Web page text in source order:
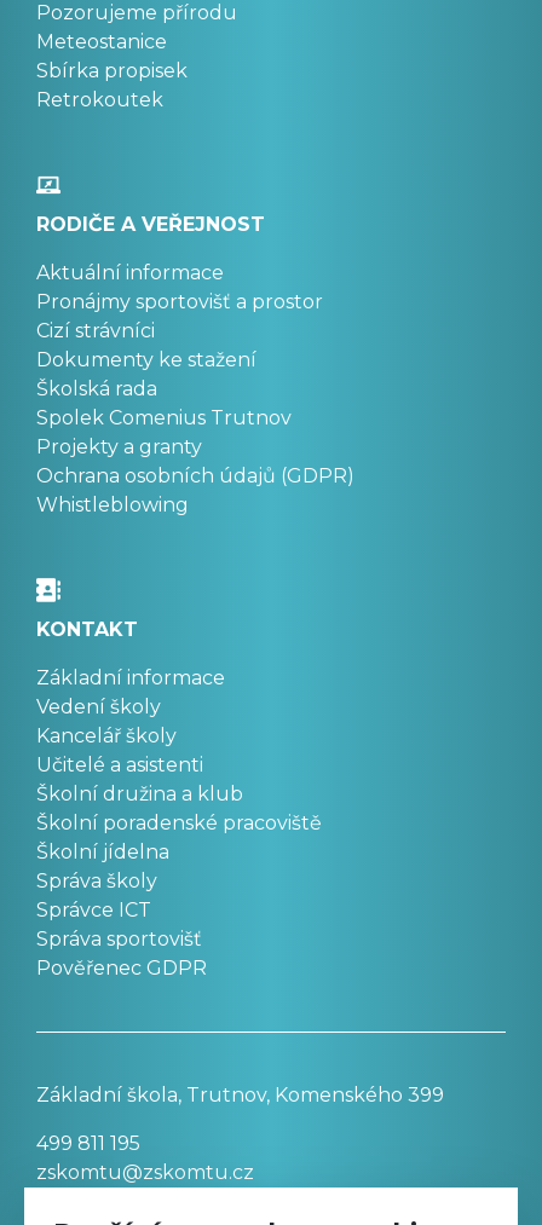
Pozorujeme přírodu
Meteostanice
Sbírka propisek
Retrokoutek
RODIČE A VEŘEJNOST
Aktuální informace
Pronájmy sportovišť a prostor
Cizí strávníci
Dokumenty ke stažení
Školská rada
Spolek Comenius Trutnov
Projekty a granty
Ochrana osobních údajů (GDPR)
Whistleblowing
KONTAKT
Základní informace
Vedení školy
Kancelář školy
Učitelé a asistenti
Školní družina a klub
Školní poradenské pracoviště
Školní jídelna
Správa školy
Správce ICT
Správa sportovišť
Pověřenec GDPR
Základní škola, Trutnov, Komenského 399
499 811 195
zskomtu@zskomtu.cz